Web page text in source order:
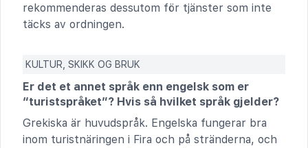
rekommenderas dessutom för tjänster som inte
täcks av ordningen.
KULTUR, SKIKK OG BRUK
Er det et annet språk enn engelsk som er
“turistspråket”? Hvis så hvilket språk gjelder?
Grekiska är huvudspråk. Engelska fungerar bra
inom turistnäringen i Fira och på stränderna, och